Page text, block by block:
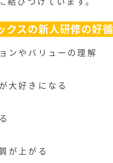
クスの新人研修の好
ンやバリューの理解
大好きになる
が上がる